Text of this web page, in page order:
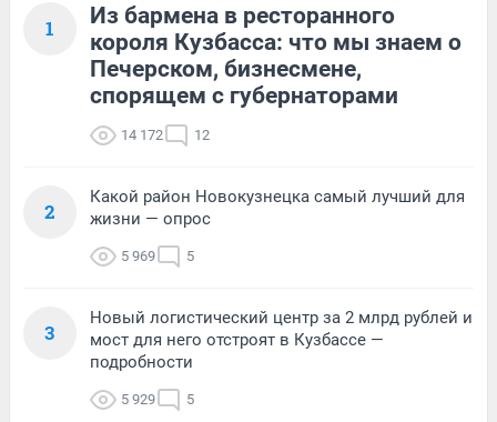
1
Из бармена в ресторанного
короля Кузбасса: что мы знаем о
Печерском, бизнесмене,
спорящем с губернаторами
14 172 12
2
Какой район Новокузнецка самый лучший для
жизни — опрос
5 969 5
3
Новый логистический центр за 2 млрд рублей и
мост для него отстроят в Кузбассе —
подробности
5 929 5